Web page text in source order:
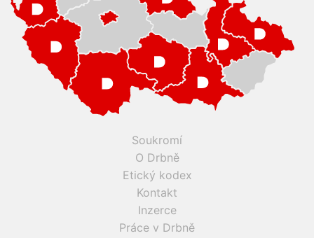
Soukromí
O Drbně
Etický kodex
Kontakt
Inzerce
Práce v Drbně